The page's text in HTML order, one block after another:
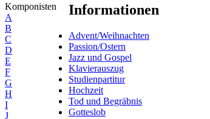
Komponisten
A
B
C
D
E
F
G
H
I
J
Informationen
Advent/Weihnachten
Passion/Ostern
Jazz und Gospel
Klavierauszug
Studienpartitur
Hochzeit
Tod und Begräbnis
Gotteslob